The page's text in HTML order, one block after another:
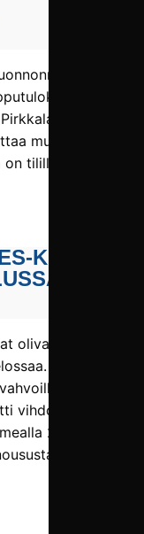
oli silti
Killosta.
mukavasti
tilillä seitsemän
KISSAT
olivat aloittaneet
Illan
sarjan
vihdoin revanssin
2–4-
pysyi